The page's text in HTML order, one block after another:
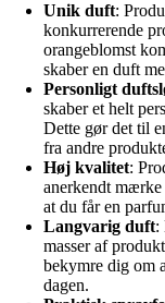
Unik duft:
konkurrerende
orangeblomst
skaber en duft
Personligt
skaber et helt
Dette gør det til
fra andre
Høj kvalitet:
anerkendt mærke
at du får en
Langvarig duft:
masser af
bekymre dig om
dagen.